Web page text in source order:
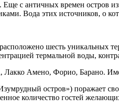
с античных времен остров
Вода этих источников, о
шесть
термальной воды,
Амено, Форио, Барано.
остров») поражает
количество гостей